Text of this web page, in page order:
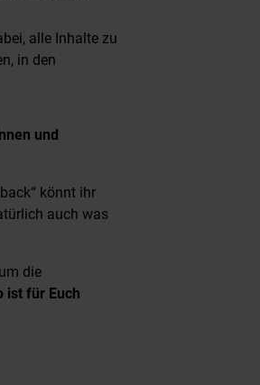
alle Inhalte zu
in den
und
könnt ihr
auch was
die
ist für Euch